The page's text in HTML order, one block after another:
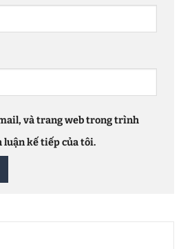
và trang web trong trình
luận kế tiếp của tôi.